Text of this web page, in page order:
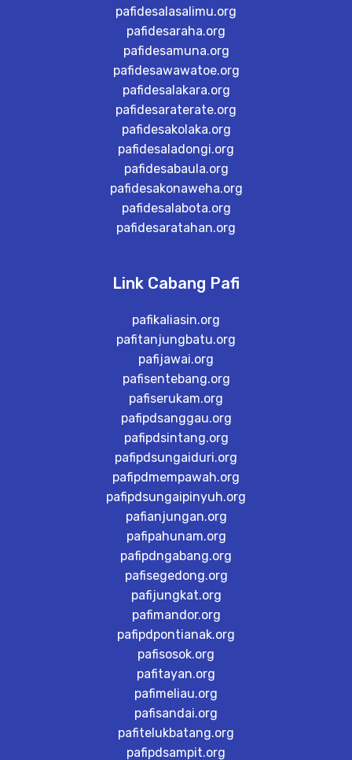
pafidesalasalimu.org
pafidesaraha.org
pafidesamuna.org
pafidesawawatoe.org
pafidesalakara.org
pafidesaraterate.org
pafidesakolaka.org
pafidesaladongi.org
pafidesabaula.org
pafidesakonaweha.org
pafidesalabota.org
pafidesaratahan.org
Link Cabang Pafi
pafikaliasin.org
pafitanjungbatu.org
pafijawai.org
pafisentebang.org
pafiserukam.org
pafipdsanggau.org
pafipdsintang.org
pafipdsungaiduri.org
pafipdmempawah.org
pafipdsungaipinyuh.org
pafianjungan.org
pafipahunam.org
pafipdngabang.org
pafisegedong.org
pafijungkat.org
pafimandor.org
pafipdpontianak.org
pafisosok.org
pafitayan.org
pafimeliau.org
pafisandai.org
pafitelukbatang.org
pafipdsampit.org